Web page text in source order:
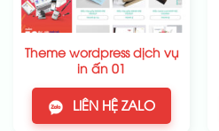
Theme wordpress dịch vụ
in ấn 01
LIÊN HỆ ZALO